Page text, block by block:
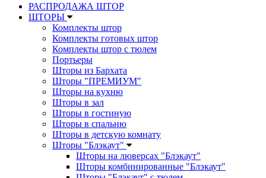
РАСПРОДАЖА ШТОР
ШТОРЫ
Комплекты штор
Комплекты готовых штор
Комплекты штор с тюлем
Портьеры
Шторы из Бархата
Шторы "ПРЕМИУМ"
Шторы на кухню
Шторы в зал
Шторы в гостиную
Шторы в спальню
Шторы в детскую комнату
Шторы "Блэкаут"
Шторы на люверсах "Блэкаут"
Шторы комбинированные "Блэкаут"